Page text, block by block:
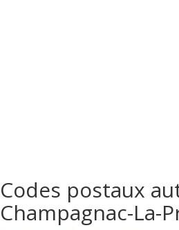
Codes postaux
Champagnac-La-